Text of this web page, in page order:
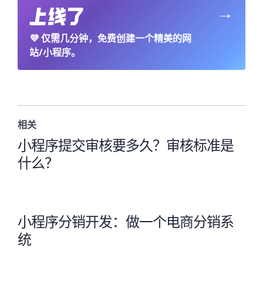
💜仅需几分钟，免费创建一个精美的网
站/小程序。
→
相关
小程序提交审核要多久？审核标准是
什么？
小程序分销开发：做一个电商分销系
统